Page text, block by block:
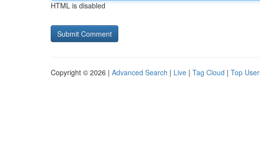
HTML is disabled
Copyright © 2026 | Advanced Search | Live | Tag Cloud | Top